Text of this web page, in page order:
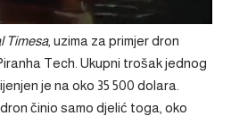
Timesa, uzima za primjer dron
Tech. Ukupni trošak jednog
je na oko 35 500 dolara.
činio samo djelić toga, oko